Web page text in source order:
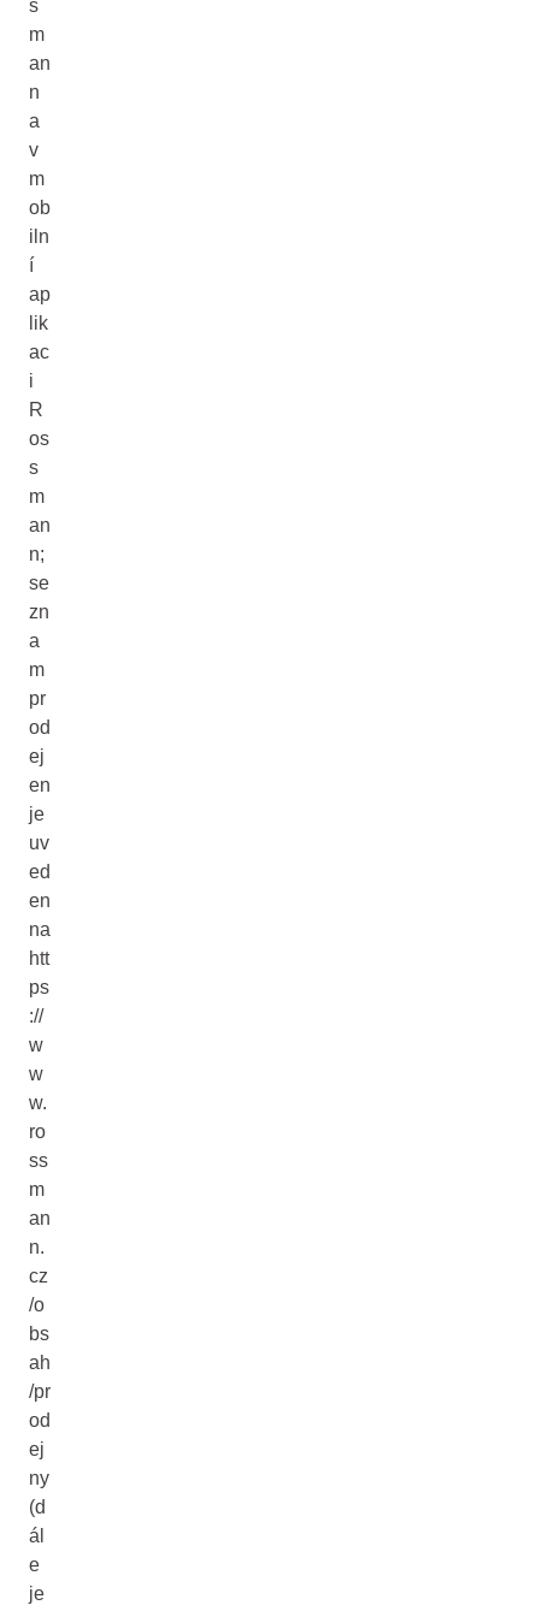
s
m
an
n
a
v
m
ob
iln
í
ap
lik
ac
i
R
os
s
m
an
n;
se
zn
a
m
pr
od
ej
en
je
uv
ed
en
na
htt
ps
://
w
w
w.
ro
ss
m
an
n.
cz
/o
bs
ah
/pr
od
ej
ny
(d
ál
e
je